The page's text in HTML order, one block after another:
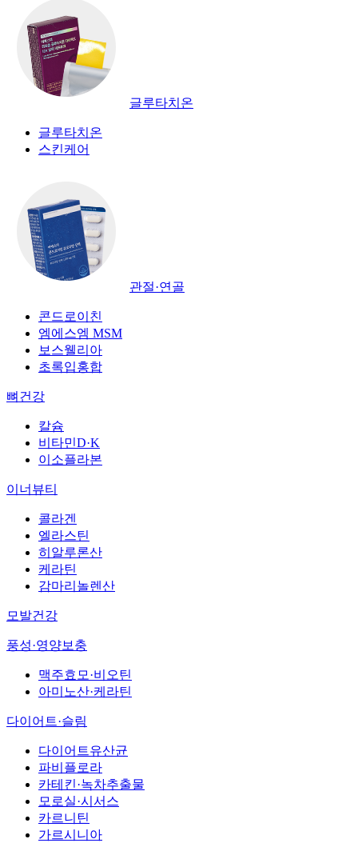
글루타치온
글루타치온
스킨케어
관절·연골
콘드로이친
엠에스엠 MSM
보스웰리아
초록입홍합
뼈건강
칼슘
비타민D·K
이소플라본
이너뷰티
콜라겐
엘라스틴
히알루론산
케라틴
감마리놀렌산
모발건강
풍성·영양보충
맥주효모·비오틴
아미노산·케라틴
다이어트·슬림
다이어트유산균
파비플로라
카테킨·녹차추출물
모로실·시서스
카르니틴
가르시니아